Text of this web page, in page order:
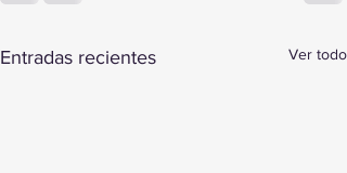
Entradas recientes Ver todo